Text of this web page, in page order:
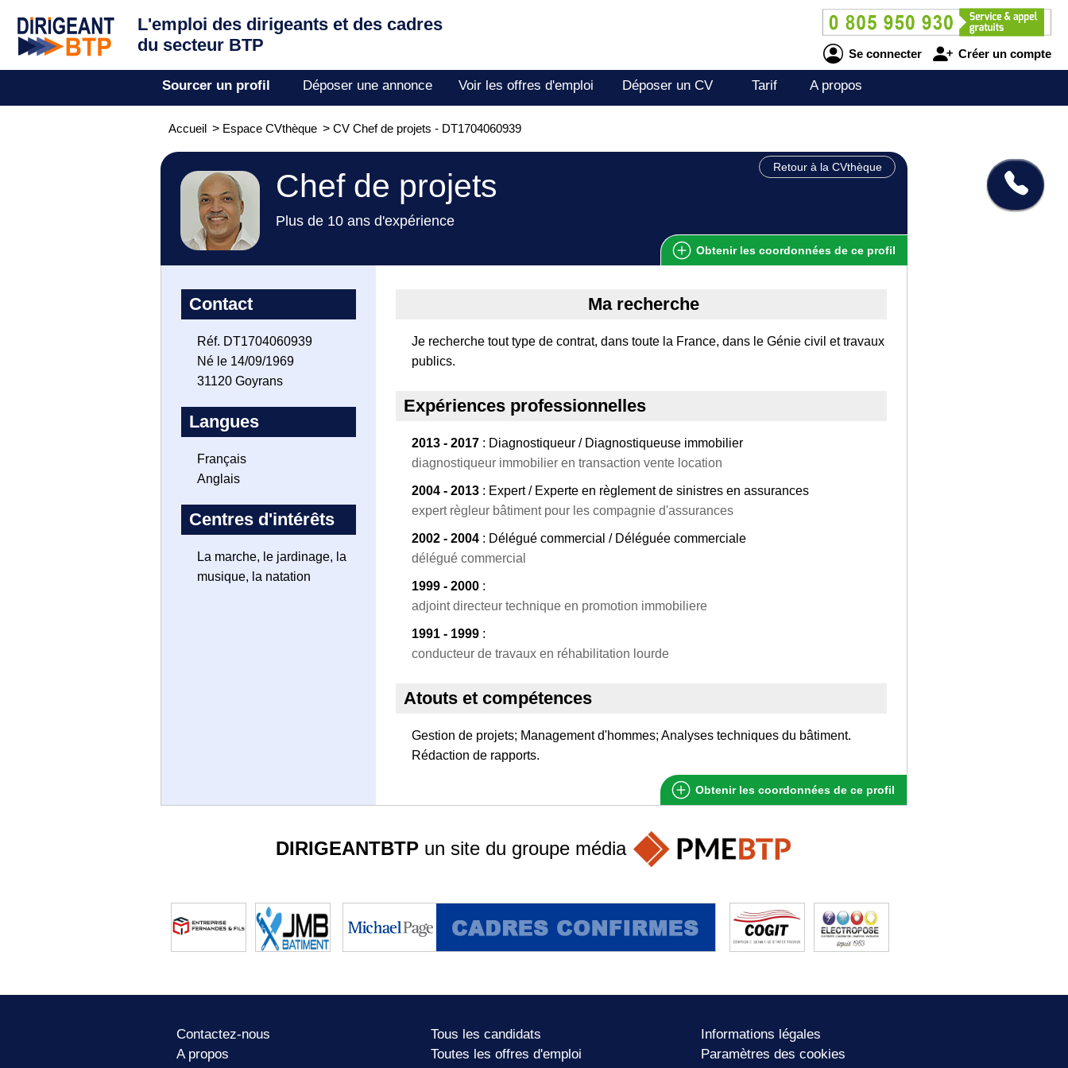
L'emploi des dirigeants et des cadres
du secteur BTP
Se connecter Créer un compte
Sourcer un profil Déposer une annonce Voir les offres d'emploi Déposer un CV Tarif A propos
Accueil > Espace CVthèque > CV Chef de projets - DT1704060939
Retour à la CVthèque
Chef de projets
Plus de 10 ans d'expérience
Obtenir les coordonnées de ce profil
Contact
Réf. DT1704060939
Né le 14/09/1969
31120 Goyrans
Langues
Français
Anglais
Centres d'intérêts
La marche, le jardinage, la
musique, la natation
Ma recherche
Je recherche tout type de contrat, dans toute la France, dans le Génie civil et travaux
publics.
Expériences professionnelles
2013 - 2017 : Diagnostiqueur / Diagnostiqueuse immobilier
diagnostiqueur immobilier en transaction vente location
2004 - 2013 : Expert / Experte en règlement de sinistres en assurances
expert règleur bâtiment pour les compagnie d'assurances
2002 - 2004 : Délégué commercial / Déléguée commerciale
délégué commercial
1999 - 2000 :
adjoint directeur technique en promotion immobiliere
1991 - 1999 :
conducteur de travaux en réhabilitation lourde
Atouts et compétences
Gestion de projets; Management d'hommes; Analyses techniques du bâtiment.
Rédaction de rapports.
Obtenir les coordonnées de ce profil
DIRIGEANTBTPun site du groupe média
Contactez-nous
A propos
Tous les candidats
Toutes les offres d'emploi
Informations légales
Paramètres des cookies